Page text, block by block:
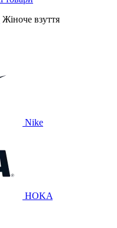
Жіноче взуття
Nike
HOKA